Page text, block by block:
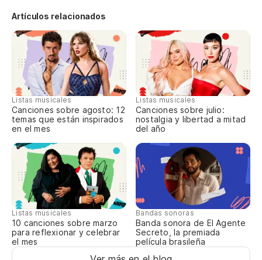
Artículos relacionados
Listas musicales
Canciones sobre agosto: 12
temas que están inspirados
en el mes
Listas musicales
Canciones sobre julio:
nostalgia y libertad a mitad
del año
Listas musicales
10 canciones sobre marzo
para reflexionar y celebrar
el mes
Bandas sonoras
Banda sonora de El Agente
Secreto, la premiada
película brasileña